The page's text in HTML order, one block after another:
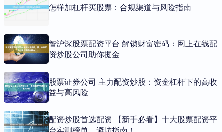
怎样加杠杆买股票：合规渠道与风险指南
智沪深股票配资平台 解锁财富密码：网上在线配
资炒股公司助你掘金
股票证券公司 主力配资炒股：资金杠杆下的高收
益与高风险
配资炒股首选配资 【新手必看】十大股票配资平
台实测榜单，避坑指南！